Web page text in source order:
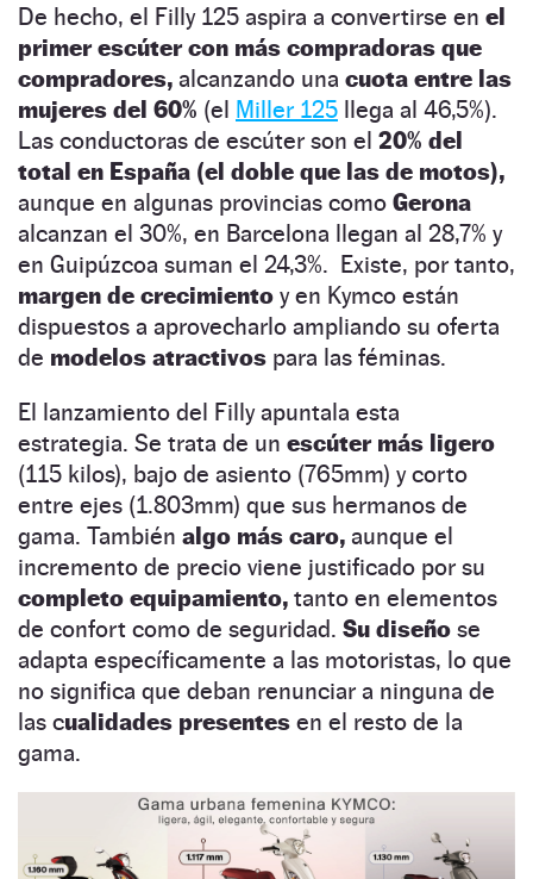
De hecho, el Filly 125 aspira a convertirse en el
primer escúter con más compradoras que
compradores, alcanzando una cuota entre las
mujeres del 60% (el Miller 125 llega al 46,5%).
Las conductoras de escúter son el 20% del
total en España (el doble que las de motos),
aunque en algunas provincias como Gerona
alcanzan el 30%, en Barcelona llegan al 28,7% y
en Guipúzcoa suman el 24,3%. Existe, por tanto,
margen de crecimiento y en Kymco están
dispuestos a aprovecharlo ampliando su oferta
de modelos atractivos para las féminas.
El lanzamiento del Filly apuntala esta
estrategia. Se trata de un escúter más ligero
(115 kilos), bajo de asiento (765mm) y corto
entre ejes (1.803mm) que sus hermanos de
gama. También algo más caro, aunque el
incremento de precio viene justificado por su
completo equipamiento, tanto en elementos
de confort como de seguridad. Su diseño se
adapta específicamente a las motoristas, lo que
no significa que deban renunciar a ninguna de
las cualidades presentes en el resto de la
gama.